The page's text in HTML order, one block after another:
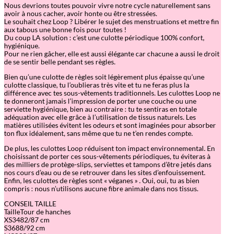
Nous devrions toutes pouvoir vivre notre cycle naturellement sans
avoir à nous cacher, avoir honte ou être stressées.
Le souhait chez Loop ? Libérer le sujet des menstruations et mettre fin
aux tabous une bonne fois pour toutes !
Du coup LA solution : c’est une culotte périodique 100% confort,
hygiénique.
Pour ne rien gâcher, elle est aussi élégante car chacune a aussi le droit
de se sentir belle pendant ses règles.
Bien qu’une culotte de règles soit légèrement plus épaisse qu’une
culotte classique, tu l’oublieras très vite et tu ne feras plus la
différence avec tes sous-vêtements traditionnels. Les culottes Loop ne
te donneront jamais l’impression de porter une couche ou une
serviette hygiénique, bien au contraire : tu te sentiras en totale
adéquation avec elle grâce à l’utilisation de tissus naturels. Les
matières utilisées évitent les odeurs et sont imaginées pour absorber
ton flux idéalement, sans même que tu ne t’en rendes compte.
De plus, les culottes Loop réduisent ton impact environnemental. En
choisissant de porter ces sous-vêtements périodiques, tu éviteras à
des milliers de protège-slips, serviettes et tampons d’être jetés dans
nos cours d’eau ou de se retrouver dans les sites d’enfouissement.
Enfin, les culottes de règles sont « véganes » . Oui, oui, tu as bien
compris : nous n’utilisons aucune fibre animale dans nos tissus.
CONSEIL TAILLE
TailleTour de hanches
XS3482/87 cm
S3688/92 cm